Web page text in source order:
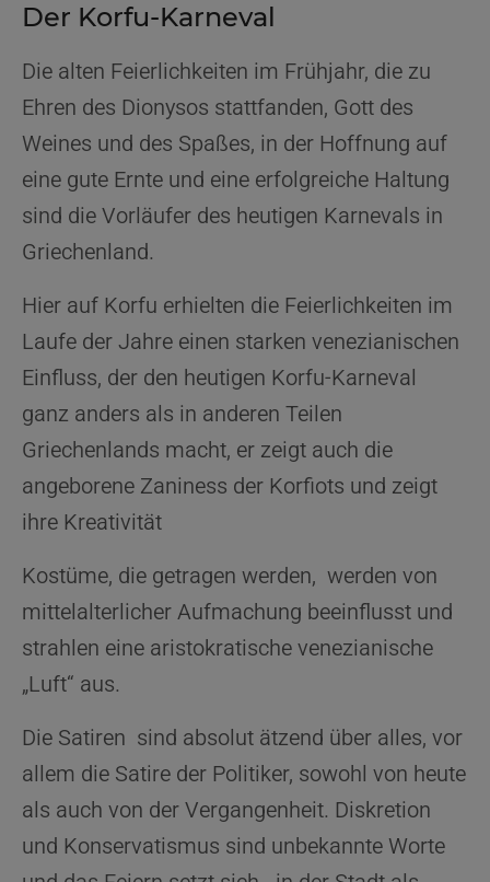
Der Korfu-Karneval
Die alten Feierlichkeiten im Frühjahr, die zu
Ehren des Dionysos stattfanden, Gott des
Weines und des Spaßes, in der Hoffnung auf
eine gute Ernte und eine erfolgreiche Haltung
sind die Vorläufer des heutigen Karnevals in
Griechenland.
Hier auf Korfu erhielten die Feierlichkeiten im
Laufe der Jahre einen starken venezianischen
Einfluss, der den heutigen Korfu-Karneval
ganz anders als in anderen Teilen
Griechenlands macht, er zeigt auch die
angeborene Zaniness der Korfiots und zeigt
ihre Kreativität
Kostüme, die getragen werden, werden von
mittelalterlicher Aufmachung beeinflusst und
strahlen eine aristokratische venezianische
„Luft“ aus.
Die Satiren sind absolut ätzend über alles, vor
allem die Satire der Politiker, sowohl von heute
als auch von der Vergangenheit. Diskretion
und Konservatismus sind unbekannte Worte